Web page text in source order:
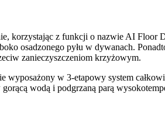
korzystając z funkcji o nazwie AI Floor
osadzonego pyłu w dywanach.
zanieczyszczeniom krzyżowym.
wyposażony w 3-etapowy system
wodą i podgrzaną parą